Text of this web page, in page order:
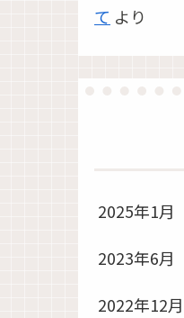
て より
2025年1月
2023年6月
2022年12月